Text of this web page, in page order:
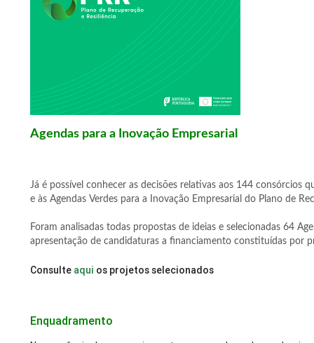
Agendas para a Inovação Empresarial
Já é possível conhecer as decisões relativas aos 144 consórcios
e às Agendas Verdes para a Inovação Empresarial do Plano de
Foram analisadas todas propostas de ideias e selecionadas 64
apresentação de candidaturas a financiamento constituídas por
Consulte aqui os projetos selecionados
Enquadramento